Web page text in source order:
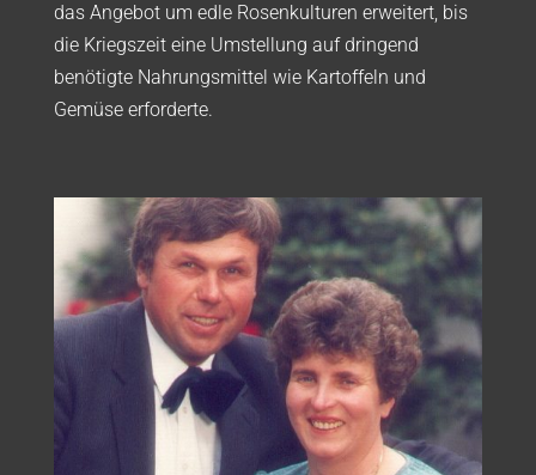
das Angebot um edle Rosenkulturen erweitert, bis
die Kriegszeit eine Umstellung auf dringend
benötigte Nahrungsmittel wie Kartoffeln und
Gemüse erforderte.